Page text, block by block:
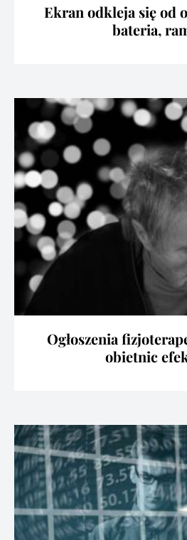
Ekran odkleja się od
bateria,
Ogłoszenia
obietnic